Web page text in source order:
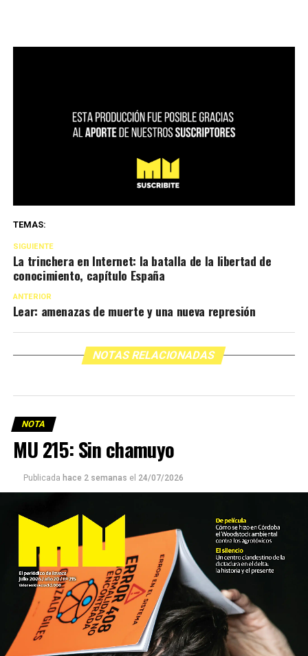
TEMAS:
SIGUIENTE
La trinchera en Internet: la batalla de la libertad de
conocimiento, capítulo España
ANTERIOR
Lear: amenazas de muerte y una nueva represión
NOTAS RELACIONADAS
NOTA
MU 215: Sin chamuyo
Publicada hace 2 semanas el 24/07/2026